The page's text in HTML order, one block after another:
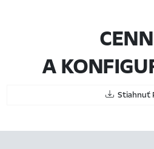
A
Stiahnuť